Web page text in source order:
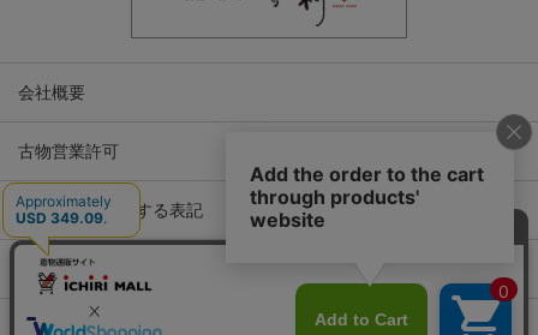
会社概要
古物営業許可
特定商取引に関する表記
プライバシーポリシー